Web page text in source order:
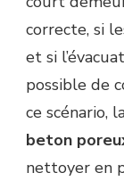
correcte, si
et si
possible de
ce scénario,
beton
nettoyer en